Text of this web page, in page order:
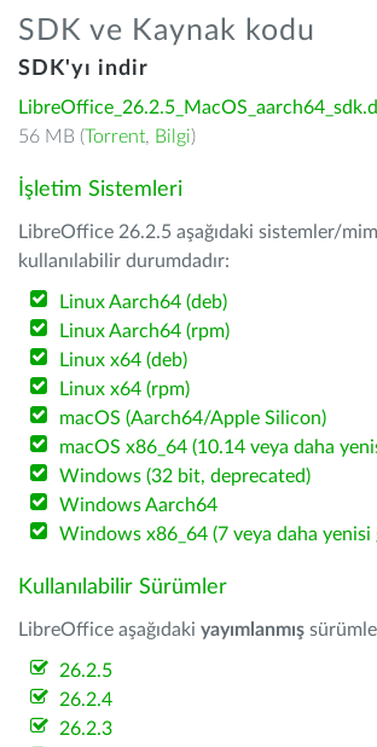
SDK ve Kaynak kodu
SDK'yı indir
56 MB (Torrent, Bilgi)
İşletim Sistemleri
LibreOffice 26.2.5 aşağıdaki sistemler/
kullanılabilir durumdadır:
Linux Aarch64 (deb)
Linux Aarch64 (rpm)
Linux x64 (deb)
Linux x64 (rpm)
macOS (Aarch64/Apple Silicon)
macOS x86_64 (10.14 veya daha
Windows (32 bit, deprecated)
Windows Aarch64
Windows x86_64 (7 veya daha yenisi
Kullanılabilir Sürümler
LibreOffice aşağıdaki yayımlanmış
26.2.5
26.2.4
26.2.3